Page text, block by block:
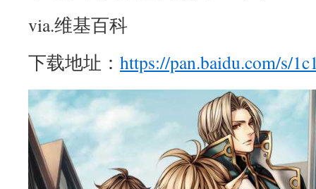
via.维基百科
下载地址： https://pan.baidu.com/s/